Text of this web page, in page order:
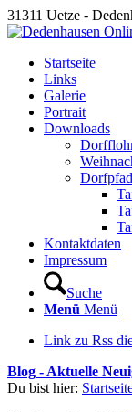
31311 Uetze -
Startseite
Links
Galerie
Portrait
Downloads
Kontaktdaten
Impressum
Suche
Menü Menü
Link zu Rss
Blog - Aktuelle
Du bist hier: